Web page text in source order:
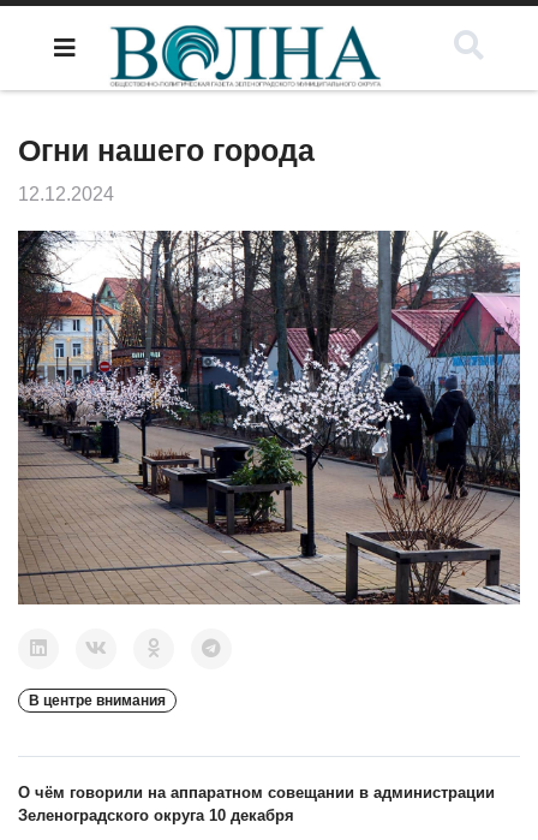
Огни нашего города
12.12.2024
В центре внимания
О чём говорили на аппаратном совещании в администрации
Зеленоградского округа 10 декабря